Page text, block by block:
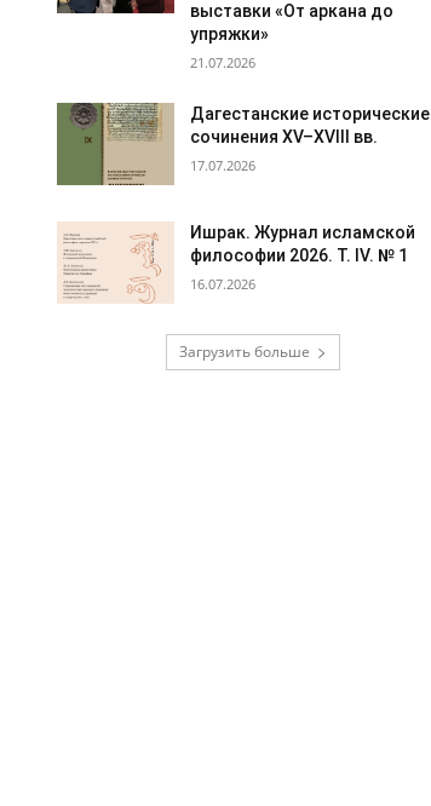
выставки «От аркана до
упряжки»
21.07.2026
Дагестанские исторические
сочинения XV–XVIII вв.
17.07.2026
Ишрак. Журнал исламской
философии 2026. Т. IV. № 1
16.07.2026
Загрузить больше